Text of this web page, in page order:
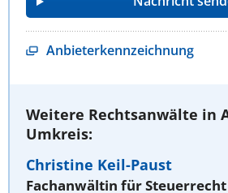
Anbieterkennzeichnung
Weitere Rechtsanwälte in
Umkreis:
Christine Keil-Paust
Fachanwältin für Steuerrecht